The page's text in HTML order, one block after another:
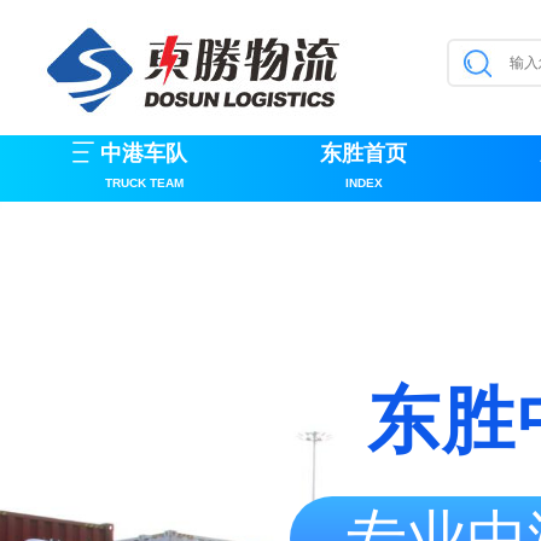
中港车队
TRUCK TEAM
东胜首页
INDEX
东胜